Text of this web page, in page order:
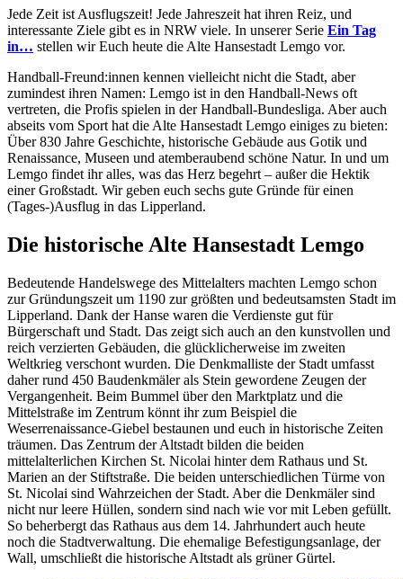
Jede Zeit ist Ausflugszeit! Jede Jahreszeit hat ihren Reiz, und
interessante Ziele gibt es in NRW viele. In unserer Serie Ein Tag
in… stellen wir Euch heute die Alte Hansestadt Lemgo vor.
Handball-Freund:innen kennen vielleicht nicht die Stadt, aber
zumindest ihren Namen: Lemgo ist in den Handball-News oft
vertreten, die Profis spielen in der Handball-Bundesliga. Aber auch
abseits vom Sport hat die Alte Hansestadt Lemgo einiges zu bieten:
Über 830 Jahre Geschichte, historische Gebäude aus Gotik und
Renaissance, Museen und atemberaubend schöne Natur. In und um
Lemgo findet ihr alles, was das Herz begehrt – außer die Hektik
einer Großstadt. Wir geben euch sechs gute Gründe für einen
(Tages-)Ausflug in das Lipperland.
Die historische Alte Hansestadt Lemgo
Bedeutende Handelswege des Mittelalters machten Lemgo schon
zur Gründungszeit um 1190 zur größten und bedeutsamsten Stadt im
Lipperland. Dank der Hanse waren die Verdienste gut für
Bürgerschaft und Stadt. Das zeigt sich auch an den kunstvollen und
reich verzierten Gebäuden, die glücklicherweise im zweiten
Weltkrieg verschont wurden. Die Denkmalliste der Stadt umfasst
daher rund 450 Baudenkmäler als Stein gewordene Zeugen der
Vergangenheit. Beim Bummel über den Marktplatz und die
Mittelstraße im Zentrum könnt ihr zum Beispiel die
Weserrenaissance-Giebel bestaunen und euch in historische Zeiten
träumen. Das Zentrum der Altstadt bilden die beiden
mittelalterlichen Kirchen St. Nicolai hinter dem Rathaus und St.
Marien an der Stiftstraße. Die beiden unterschiedlichen Türme von
St. Nicolai sind Wahrzeichen der Stadt. Aber die Denkmäler sind
nicht nur leere Hüllen, sondern sind nach wie vor mit Leben gefüllt.
So beherbergt das Rathaus aus dem 14. Jahrhundert auch heute
noch die Stadtverwaltung. Die ehemalige Befestigungsanlage, der
Wall, umschließt die historische Altstadt als grüner Gürtel.